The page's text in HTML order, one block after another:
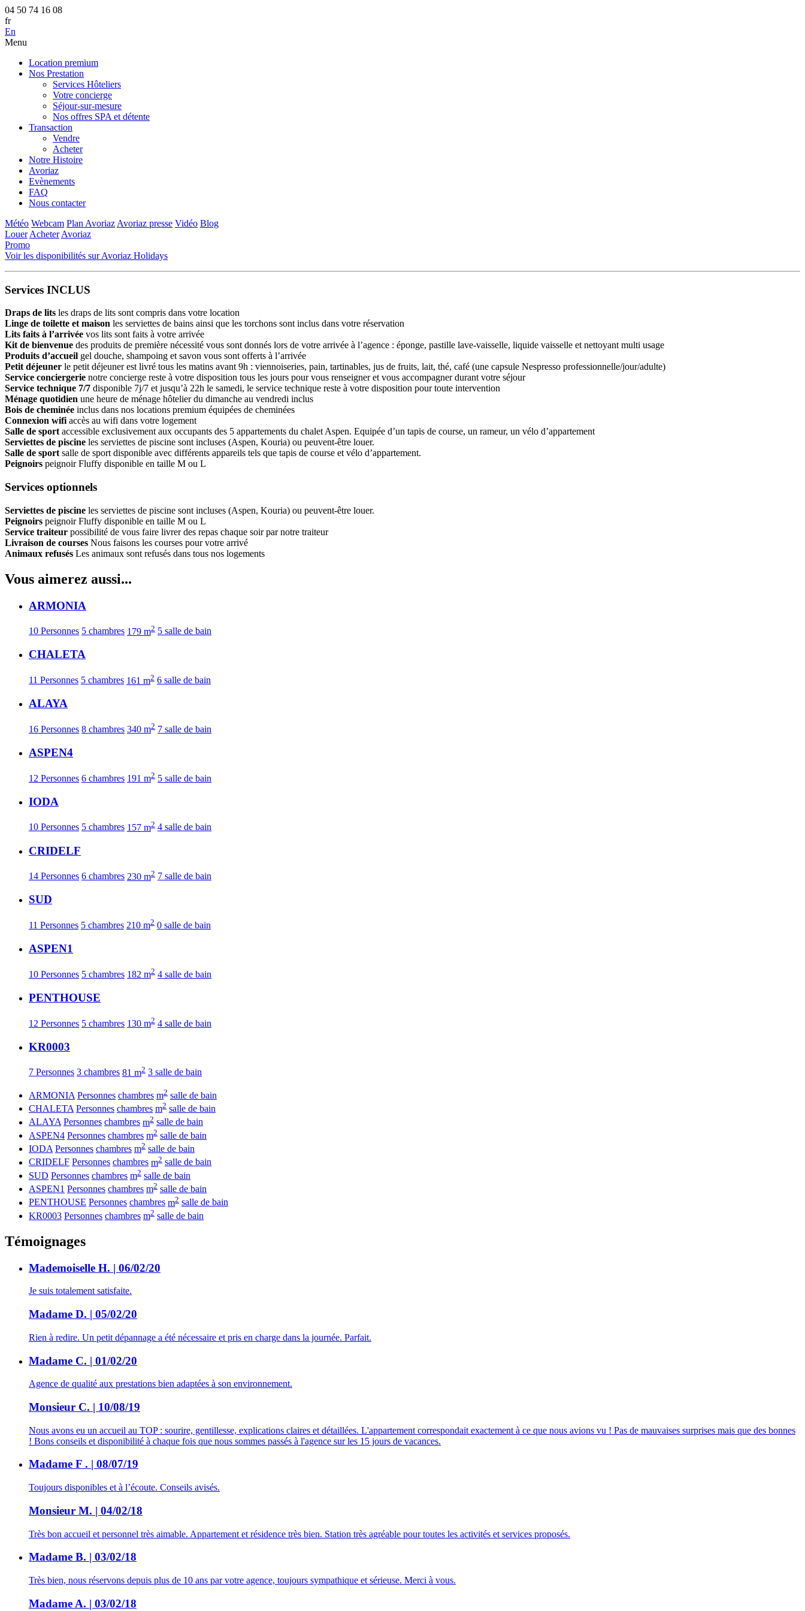
04 50 74 16 08
fr
En
Menu
Location premium
Nos Prestation
Services Hôteliers
Votre concierge
Séjour-sur-mesure
Nos offres SPA et détente
Transaction
Vendre
Acheter
Notre Histoire
Avoriaz
Evènements
FAQ
Nous contacter
Météo Webcam Plan Avoriaz Avoriaz presse Vidéo Blog
Louer Acheter Avoriaz
Promo
Voir les disponibilités sur Avoriaz Holidays
Services INCLUS
Draps de lits les draps de lits sont compris dans votre location
Linge de toilette et maison les serviettes de bains ainsi que les torchons sont inclus dans votre réservation
Lits faits à l’arrivée vos lits sont faits à votre arrivée
Kit de bienvenue des produits de première nécessité vous sont donnés lors de votre arrivée à l’agence : éponge, pastille lave-vaisselle, liquide vaisselle et nettoyant multi usage
Produits d’accueil gel douche, shampoing et savon vous sont offerts à l’arrivée
Petit déjeuner le petit déjeuner est livré tous les matins avant 9h : viennoiseries, pain, tartinables, jus de fruits, lait, thé, café (une capsule Nespresso professionnelle/jour/adulte)
Service conciergerie notre concierge reste à votre disposition tous les jours pour vous renseigner et vous accompagner durant votre séjour
Service technique 7/7 disponible 7j/7 et jusqu’à 22h le samedi, le service technique reste à votre disposition pour toute intervention
Ménage quotidien une heure de ménage hôtelier du dimanche au vendredi inclus
Bois de cheminée inclus dans nos locations premium équipées de cheminées
Connexion wifi accès au wifi dans votre logement
Salle de sport accessible exclusivement aux occupants des 5 appartements du chalet Aspen. Equipée d’un tapis de course, un rameur, un vélo d’appartement
Serviettes de piscine les serviettes de piscine sont incluses (Aspen, Kouria) ou peuvent-être louer.
Salle de sport salle de sport disponible avec différents appareils tels que tapis de course et vélo d’appartement.
Peignoirs peignoir Fluffy disponible en taille M ou L
Services optionnels
Serviettes de piscine les serviettes de piscine sont incluses (Aspen, Kouria) ou peuvent-être louer.
Peignoirs peignoir Fluffy disponible en taille M ou L
Service traiteur possibilité de vous faire livrer des repas chaque soir par notre traiteur
Livraison de courses Nous faisons les courses pour votre arrivé
Animaux refusés Les animaux sont refusés dans tous nos logements
Vous aimerez aussi...
ARMONIA
10 Personnes 5 chambres 179 m2 5 salle de bain
CHALETA
11 Personnes 5 chambres 161 m2 6 salle de bain
ALAYA
16 Personnes 8 chambres 340 m2 7 salle de bain
ASPEN4
12 Personnes 6 chambres 191 m2 5 salle de bain
IODA
10 Personnes 5 chambres 157 m2 4 salle de bain
CRIDELF
14 Personnes 6 chambres 230 m2 7 salle de bain
SUD
11 Personnes 5 chambres 210 m2 0 salle de bain
ASPEN1
10 Personnes 5 chambres 182 m2 4 salle de bain
PENTHOUSE
12 Personnes 5 chambres 130 m2 4 salle de bain
KR0003
7 Personnes 3 chambres 81 m2 3 salle de bain
ARMONIA Personnes chambres m2 salle de bain
CHALETA Personnes chambres m2 salle de bain
ALAYA Personnes chambres m2 salle de bain
ASPEN4 Personnes chambres m2 salle de bain
IODA Personnes chambres m2 salle de bain
CRIDELF Personnes chambres m2 salle de bain
SUD Personnes chambres m2 salle de bain
ASPEN1 Personnes chambres m2 salle de bain
PENTHOUSE Personnes chambres m2 salle de bain
KR0003 Personnes chambres m2 salle de bain
Témoignages
Mademoiselle H. | 06/02/20
Je suis totalement satisfaite.
Madame D. | 05/02/20
Rien à redire. Un petit dépannage a été nécessaire et pris en charge dans la journée. Parfait.
Madame C. | 01/02/20
Agence de qualité aux prestations bien adaptées à son environnement.
Monsieur C. | 10/08/19
Nous avons eu un accueil au TOP : sourire, gentillesse, explications claires et détaillées. L'appartement correspondait exactement à ce que nous avions vu ! Pas de mauvaises surprises mais que des bonnes
! Bons conseils et disponibilité à chaque fois que nous sommes passés à l'agence sur les 15 jours de vacances.
Madame F . | 08/07/19
Toujours disponibles et à l’écoute. Conseils avisés.
Monsieur M. | 04/02/18
Très bon accueil et personnel très aimable. Appartement et résidence très bien. Station très agréable pour toutes les activités et services proposés.
Madame B. | 03/02/18
Très bien, nous réservons depuis plus de 10 ans par votre agence, toujours sympathique et sérieuse. Merci à vous.
Madame A. | 03/02/18